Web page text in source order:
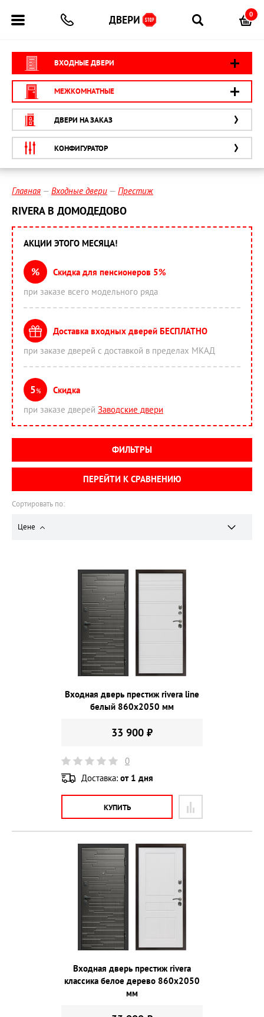
0
ВХОДНЫЕ ДВЕРИ
МЕЖКОМНАТНЫЕ
ДВЕРИ НА ЗАКАЗ
КОНФИГУРАТОР
Главная Входные двери Престиж
RIVERA В ДОМОДЕДОВО
Сортировать по:
Цене
Входная дверь престиж rivera line
белый 860х2050 мм
33 900 ₽
0
Доставка: от 1 дня
КУПИТЬ
Входная дверь престиж rivera
классика белое дерево 860х2050
мм
АКЦИИ ЭТОГО МЕСЯЦА!
%
Скидка для пенсионеров 5%
при заказе всего модельного ряда
Доставка входных дверей БЕСПЛАТНО
при заказе дверей с доставкой в пределах МКАД
5%
Скидка
при заказе дверей Заводские двери
ФИЛЬТРЫ
ПЕРЕЙТИ К СРАВНЕНИЮ